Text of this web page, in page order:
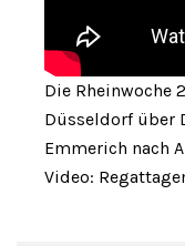
Die Rheinwoche
Düsseldorf über
Emmerich nach
Video: